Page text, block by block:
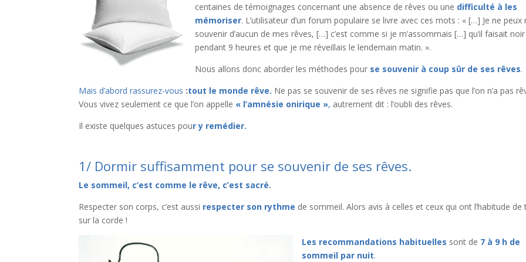
centaines de témoignages concernant une absence de rêves ou une difficulté à les
mémoriser. L’utilisateur d’un forum populaire se livre avec ces mots : « […] Je ne peux
souvenir d’aucun de mes rêves, […] c’est comme si je m’assommais […] qu’il faisait noir
pendant 9 heures et que je me réveillais le lendemain matin. ».
Nous allons donc aborder les méthodes pour se souvenir à coup sûr de ses rêves.
Mais d’abord rassurez-vous :tout le monde rêve. Ne pas se souvenir de ses rêves ne signifie pas que l’on n’a pas
Vous vivez seulement ce que l’on appelle « l’amnésie onirique », autrement dit : l’oubli des rêves.
Il existe quelques astuces pour y remédier.
1/ Dormir suffisamment pour se souvenir de ses rêves.
Le sommeil, c’est comme le rêve, c’est sacré.
Respecter son corps, c’est aussi respecter son rythme de sommeil. Alors avis à celles et ceux qui ont l’habitude de
sur la corde !
Les recommandations habituelles sont de 7 à 9 h de
sommeil par nuit.